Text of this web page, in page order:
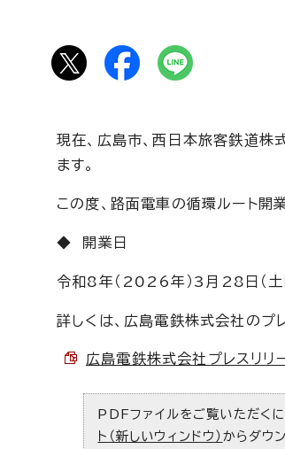
現在、広島市、西日本旅客鉄道
ます。
この度、路面電車の循環ルート開
◆ 開業日
令和8年（2026年）3月28日（土
詳しくは、広島電鉄株式会社のプ
広島電鉄株式会社プレスリ
PDFファイルをご覧いただく
ト（新しいウィンドウ） からダウ